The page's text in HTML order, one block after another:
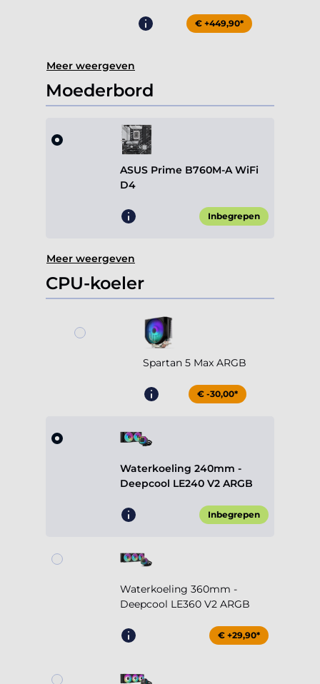
€ +449,90*
Meer weergeven
Moederbord
ASUS Prime B760M-A WiFi
D4
Inbegrepen
Meer weergeven
CPU-koeler
Spartan 5 Max ARGB
€ -30,00*
Waterkoeling 240mm -
Deepcool LE240 V2 ARGB
Inbegrepen
Waterkoeling 360mm -
Deepcool LE360 V2 ARGB
€ +29,90*